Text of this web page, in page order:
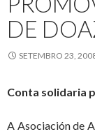
DE
SETEMBRO 23,
Conta solidaria
A Asociación de